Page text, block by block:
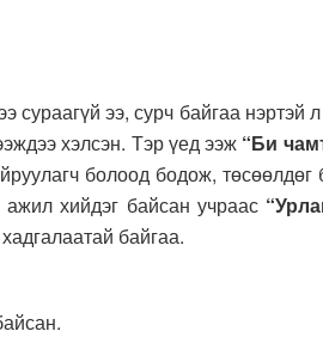
ээ, сурч байгаа нэртэй л
хэлсэн. Тэр үед ээж “Би
болоод бодож,
хийдэг байсан учраас
байгаа.